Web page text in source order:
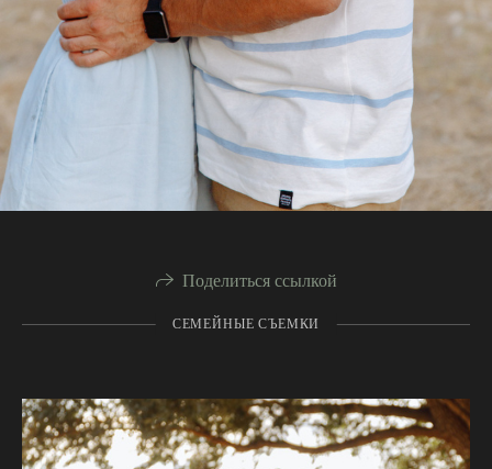
Поделиться ссылкой
СЕМЕЙНЫЕ СЪЕМКИ